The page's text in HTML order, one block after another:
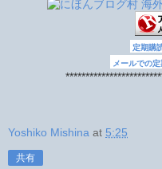
定期購
メールでの
Yoshiko Mishina at 5:25
共有